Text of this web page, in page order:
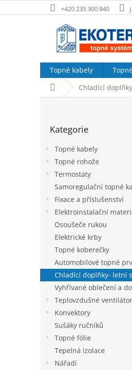
na
+420 235 300 840
Topné kabely
Domů Chladící
kategorie
Kategorie
Topné kabely
Topné rohože
Termostaty
Samoregulační topné
Fixace a příslušenství
Elektroinstalační
Osoušeče rukou
Elektrické krby
Topné koberečky
Automobilové topné
Chladící doplňky- letní
Vyhřívané oblečení a
Teplovzdušné
Konvektory
Sušáky ručníků
Topné fólie
Tepelná izolace
Nářadí